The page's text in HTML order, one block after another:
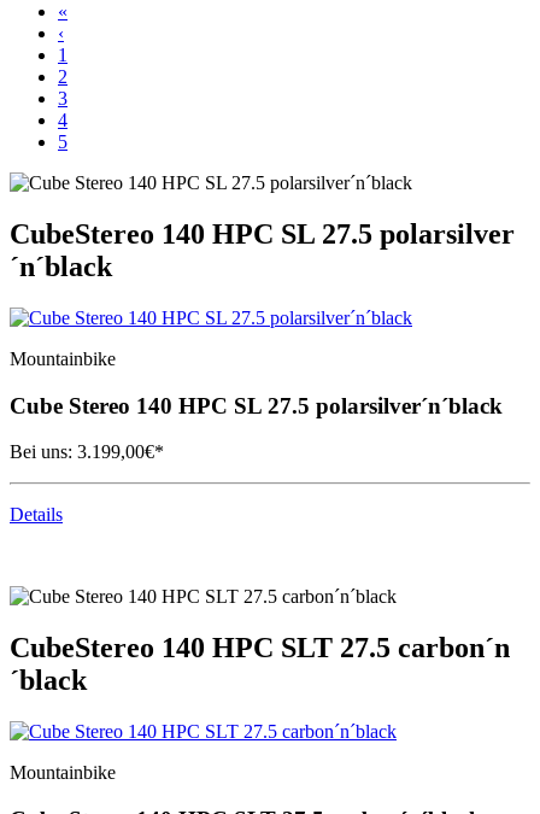
«
‹
1
2
3
4
5
CubeStereo 140 HPC SL 27.5 polarsilver
´n´black
Mountainbike
Cube Stereo 140 HPC SL 27.5 polarsilver´n´black
Bei uns: 3.199,00€*
Details
CubeStereo 140 HPC SLT 27.5 carbon´n
´black
Mountainbike